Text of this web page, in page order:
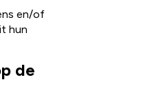
en/of
hun
de